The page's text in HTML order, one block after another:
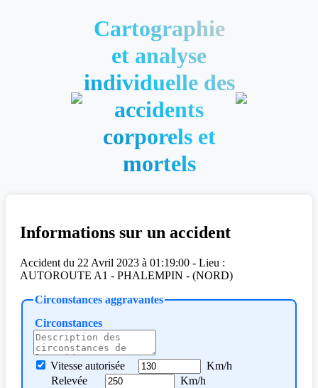
Cartographie
et analyse
individuelle des
accidents
corporels et
mortels
Informations sur un accident
Accident du 22 Avril 2023 à 01:19:00 - Lieu :
AUTOROUTE A1 - PHALEMPIN - (NORD)
Circonstances
Circonstances aggravantes
Vitesse autorisée
Km/h
Relevée
Km/h